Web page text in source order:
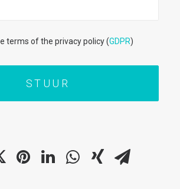
terms of the privacy policy (GDPR)